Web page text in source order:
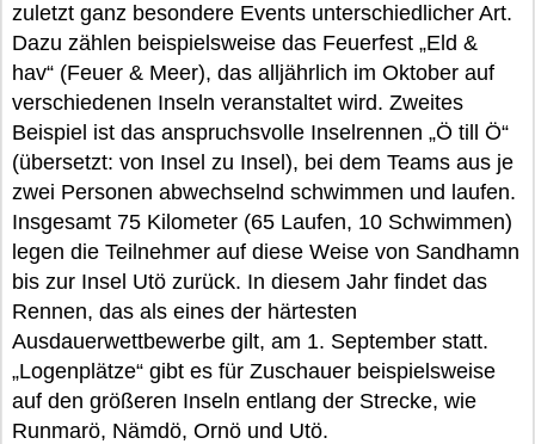
zuletzt ganz besondere Events unterschiedlicher Art.
Dazu zählen beispielsweise das Feuerfest „Eld &
hav“ (Feuer & Meer), das alljährlich im Oktober auf
verschiedenen Inseln veranstaltet wird. Zweites
Beispiel ist das anspruchsvolle Inselrennen „Ö till Ö“
(übersetzt: von Insel zu Insel), bei dem Teams aus je
zwei Personen abwechselnd schwimmen und laufen.
Insgesamt 75 Kilometer (65 Laufen, 10 Schwimmen)
legen die Teilnehmer auf diese Weise von Sandhamn
bis zur Insel Utö zurück. In diesem Jahr findet das
Rennen, das als eines der härtesten
Ausdauerwettbewerbe gilt, am 1. September statt.
„Logenplätze“ gibt es für Zuschauer beispielsweise
auf den größeren Inseln entlang der Strecke, wie
Runmarö, Nämdö, Ornö und Utö.